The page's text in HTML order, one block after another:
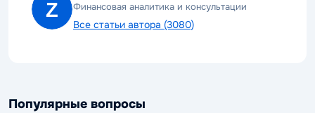
Финансовая аналитика и консультации
Все статьи автора (3080)
Популярные вопросы